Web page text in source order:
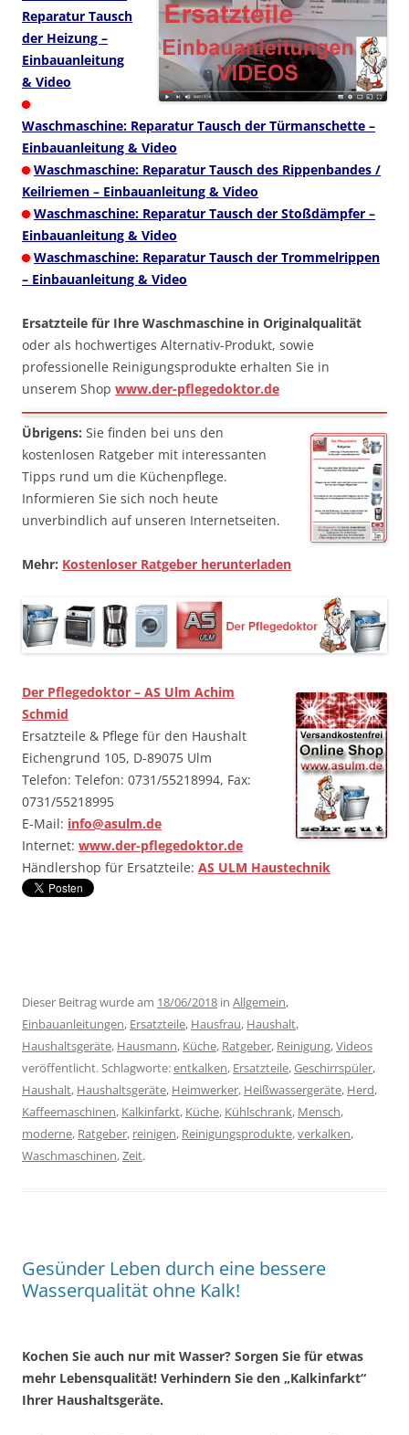
Reparatur Tausch
der Heizung –
Einbauanleitung
& Video
Waschmaschine: Reparatur Tausch der Türmanschette –
Einbauanleitung & Video
Waschmaschine: Reparatur Tausch des Rippenbandes /
Keilriemen – Einbauanleitung & Video
Waschmaschine: Reparatur Tausch der Stoßdämpfer –
Einbauanleitung & Video
Waschmaschine: Reparatur Tausch der Trommelrippen
– Einbauanleitung & Video
Ersatzteile für Ihre Waschmaschine in Originalqualität
oder als hochwertiges Alternativ-Produkt, sowie
professionelle Reinigungsprodukte erhalten Sie in
unserem Shop www.der-pflegedoktor.de
Übrigens: Sie finden bei uns den
kostenlosen Ratgeber mit interessanten
Tipps rund um die Küchenpflege.
Informieren Sie sich noch heute
unverbindlich auf unseren Internetseiten.
Mehr: Kostenloser Ratgeber herunterladen
Der Pflegedoktor – AS Ulm Achim
Schmid
Ersatzteile & Pflege für den Haushalt
Eichengrund 105, D-89075 Ulm
Telefon: Telefon: 0731/55218994, Fax:
0731/55218995
E-Mail: info@asulm.de
Internet: www.der-pflegedoktor.de
Händlershop für Ersatzteile: AS ULM Haustechnik
Dieser Beitrag wurde am 18/06/2018 in Allgemein,
Einbauanleitungen, Ersatzteile, Hausfrau, Haushalt,
Haushaltsgeräte, Hausmann, Küche, Ratgeber, Reinigung,Videos
veröffentlicht. Schlagworte:entkalken, Ersatzteile,Geschirrspüler,
Haushalt, Haushaltsgeräte, Heimwerker, Heißwassergeräte, Herd,
Kaffeemaschinen, Kalkinfarkt, Küche, Kühlschrank, Mensch,
moderne, Ratgeber, reinigen, Reinigungsprodukte,verkalken,
Waschmaschinen,Zeit.
Gesünder Leben durch eine bessere
Wasserqualität ohne Kalk!
Kochen Sie auch nur mit Wasser? Sorgen Sie für etwas
mehr Lebensqualität! Verhindern Sie den „Kalkinfarkt“
Ihrer Haushaltsgeräte.